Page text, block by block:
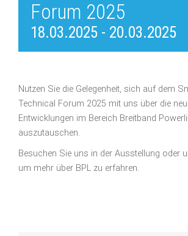
Forum 2025
18.03.2025 - 20.03.2025
Nutzen Sie die Gelegenheit, sich auf dem
Technical Forum 2025 mit uns über die
Entwicklungen im Bereich Breitband
auszutauschen.
Besuchen Sie uns in der Ausstellung oder
um mehr über BPL zu erfahren.